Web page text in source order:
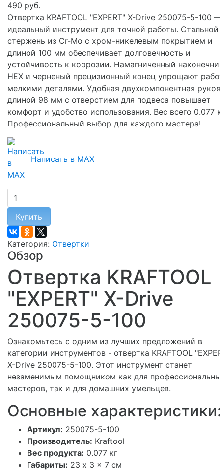
490 руб.
Отвертка KRAFTOOL "EXPERT" X-Drive 250075-5-100
идеальный инструмент для точной работы. Стальной
стержень из Cr-Mo с хром-никелевым покрытием и
длиной 100 мм обеспечивает долговечность и
устойчивость к коррозии. Намагниченный
HEX и черненый прецизионный конец упрощают
мелкими деталями. Удобная двухкомпонентная
длиной 98 мм с отверстием для подвеса повышает
комфорт и удобство использования. Вес всего 0.077
Профессиональный выбор для каждого мастера!
Написать в MAX
Купить
Категория: Отвертки
Обзор
Отвертка KRAFTOOL
"EXPERT" X-Drive
250075-5-100
Ознакомьтесь с одним из лучших предложений в
категории инструментов - отвертка KRAFTOOL
X-Drive 250075-5-100. Этот инструмент станет
незаменимым помощником как для
мастеров, так и для домашних умельцев.
Основные
Артикул: 250075-5-100
Производитель: Kraftool
Вес продукта: 0.077 кг
Габариты: 23 x 3 x 7 см